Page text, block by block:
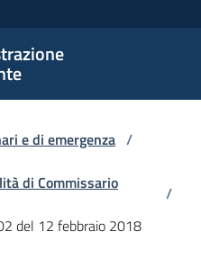
e di emergenza /
di Commissario
/
del 12 febbraio 2018